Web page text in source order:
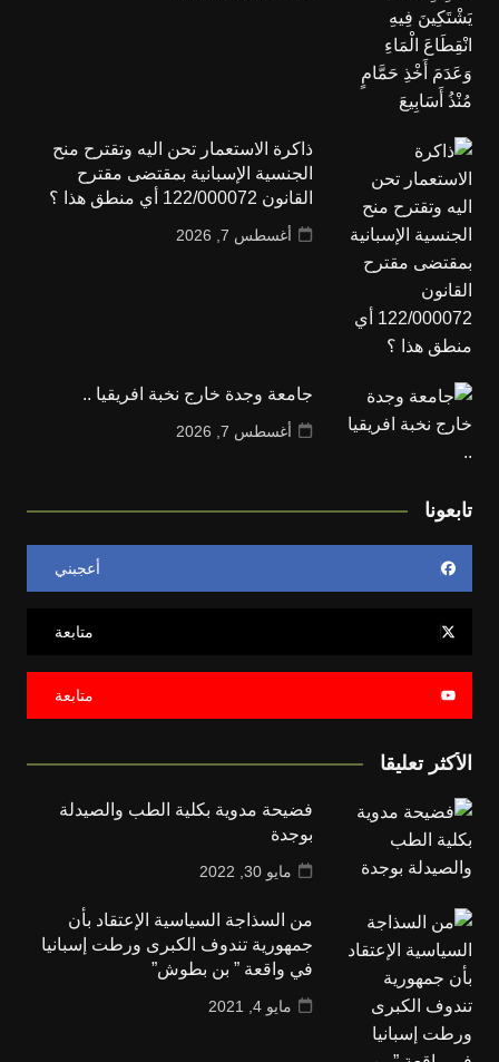
ذاكرة الاستعمار تحن اليه وتقترح منح
الجنسية الإسبانية بمقتضى مقترح
القانون 122/000072 أي منطق هذا ؟
أغسطس 7, 2026
جامعة وجدة خارج نخبة افريقيا ..
أغسطس 7, 2026
تابعونا
أعجبني
متابعة
متابعة
الأكثر تعليقا
فضيحة مدوية بكلية الطب والصيدلة
بوجدة
مايو 30, 2022
من السذاجة السياسية الإعتقاد بأن
جمهورية تندوف الكبرى ورطت إسبانيا
في واقعة ” بن بطوش”
مايو 4, 2021